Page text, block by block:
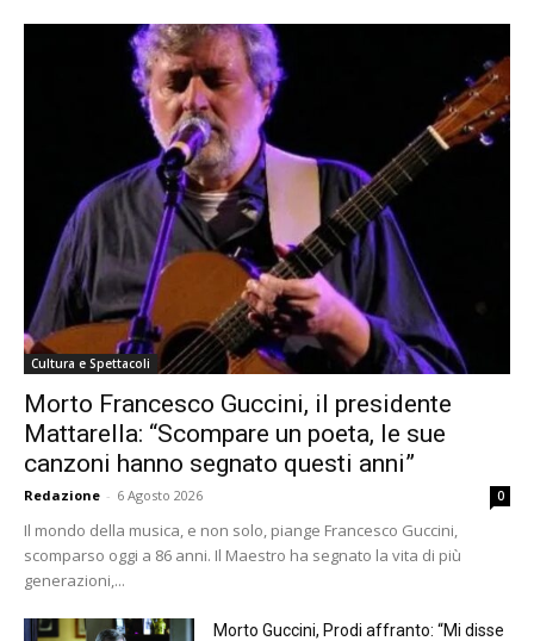
Cultura e Spettacoli
Morto Francesco Guccini, il presidente
Mattarella: “Scompare un poeta, le sue
canzoni hanno segnato questi anni”
Redazione - 6 Agosto 2026 0
Il mondo della musica, e non solo, piange Francesco Guccini,
scomparso oggi a 86 anni. Il Maestro ha segnato la vita di più
generazioni,...
Morto Guccini, Prodi affranto: “Mi disse